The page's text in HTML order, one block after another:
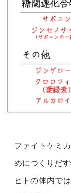
ファイトケミ
めにつくりだす
ヒトの体内で